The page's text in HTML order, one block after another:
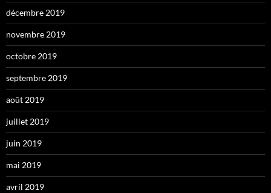
décembre 2019
novembre 2019
octobre 2019
septembre 2019
août 2019
juillet 2019
juin 2019
mai 2019
avril 2019